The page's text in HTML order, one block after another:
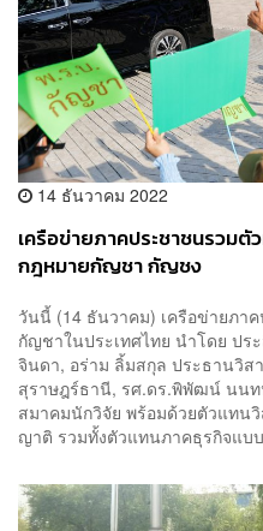
14 ธันวาคม 2022
เครือข่ายภาคประชาชนรวม
กฎหมายกัญชา กัญชง
วันนี้ (14 ธันวาคม) เครือข่ายภา
กัญชาในประเทศไทย นำโดย ป
จินดา, อร่าม ลิ้มสกุล ประธานวิส
สุราษฎร์ธานี, รศ.ดร.พิพัฒน์ นน
สมาคมนักวิจัย พร้อมด้วยตัวแทน
ญาติ รวมทั้งตัวแทนภาคธุรกิจแบ